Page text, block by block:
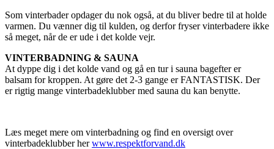
Som vinterbader opdager du nok også, at du bliver bedre til at holde
varmen. Du vænner dig til kulden, og derfor fryser vinterbadere ikke
så meget, når de er ude i det kolde vejr.
VINTERBADNING & SAUNA
At dyppe dig i det kolde vand og gå en tur i sauna bagefter er
balsam for kroppen. At gøre det 2-3 gange er FANTASTISK. Der
er rigtig mange vinterbadeklubber med sauna du kan benytte.
Læs meget mere om vinterbadning og find en oversigt over
vinterbadeklubber herwww.respektforvand.dk